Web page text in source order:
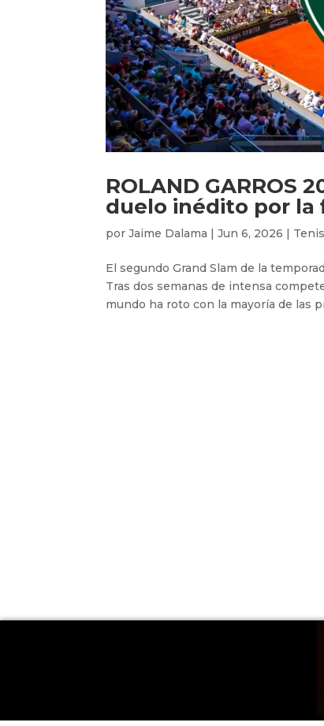
ROLAND GARROS
duelo inédito por la
porJaime Dalama |Jun 6, 2026 | Tenis
El segundo Grand Slam de la
Tras dos semanas de intensa
mundo ha roto con la mayoría de las